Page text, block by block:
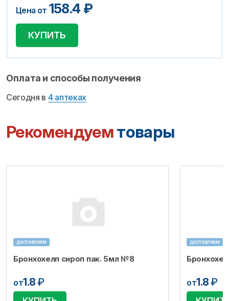
Цена от 158.4 ₽
КУПИТЬ
Оплата и способы получения
Сегодня в 4 аптеках
Рекомендуемтовары
доставляем
Бронхохелп сироп пак. 5мл №8
от1.8₽
доставляем
от1.8₽